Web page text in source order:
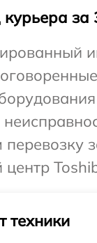
за
перевозку
центр
техники